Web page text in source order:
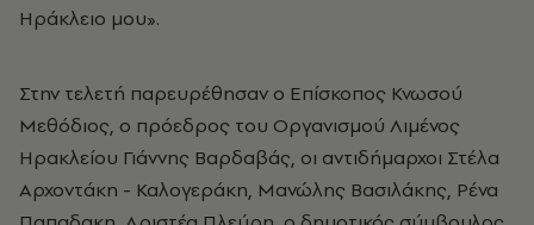
Ηράκλειο μου».
Στην τελετή παρευρέθησαν ο Επίσκοπος Κνωσού
Μεθόδιος, ο πρόεδρος του Οργανισμού Λιμένος
Ηρακλείου Γιάννης Βαρδαβάς, οι αντιδήμαρχοι Στέλα
Αρχοντάκη - Καλογεράκη, Μανώλης Βασιλάκης, Ρένα